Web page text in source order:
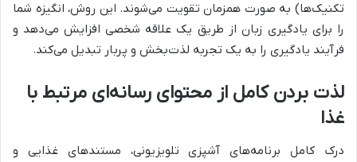
تکنیک‌ها) به صورت همزمان تقویت می‌شوند. این روش، انگیزه شما
را برای یادگیری زبان از طریق یک علاقه شخصی افزایش می‌دهد و
فرآیند یادگیری را به یک تجربه لذت‌بخش و پربار تبدیل می‌کند.
لذت بردن کامل از محتوای رسانه‌ای مرتبط با
غذا
درک کامل برنامه‌های آشپزی تلویزیونی، مستندهای غذایی و